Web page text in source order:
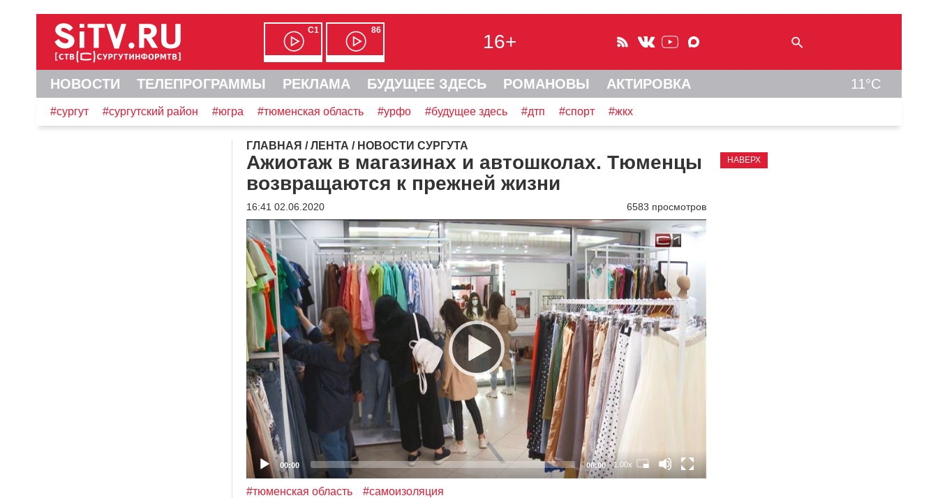
С1 86
16+
НОВОСТИ ТЕЛЕПРОГРАММЫ РЕКЛАМА БУДУЩЕЕ ЗДЕСЬ РОМАНОВЫ АКТИРОВКА 11°C
#сургут #сургутский район #югра #тюменская область #урфо #будущее здесь #дтп #спорт #жкх
ГЛАВНАЯ /ЛЕНТА / НОВОСТИ СУРГУТА
Ажиотаж в магазинах и автошколах. Тюменцы
возвращаются к прежней жизни
16:41 02.06.2020 6583 просмотров
Видеоплеер
00:00 00:00 1.00x
#тюменская область
#самоизоляция
НАВЕРХ